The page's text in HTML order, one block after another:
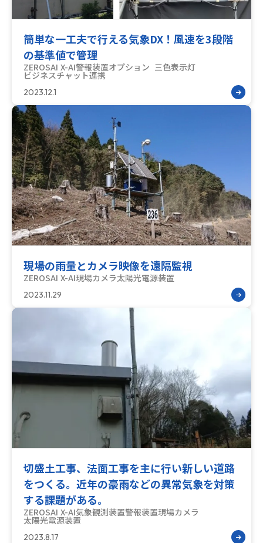
簡単な一工夫で行える気象DX！風速を3段階
の基準値で管理
ZEROSAI X-AI警報装置オプション 三色表示灯
ビジネスチャット連携
2023.12.1
現場の雨量とカメラ映像を遠隔監視
ZEROSAI X-AI現場カメラ太陽光電源装置
2023.11.29
切盛土工事、法面工事を主に行い新しい道路
をつくる。近年の豪雨などの異常気象を対策
する課題がある。
ZEROSAI X-AI気象観測装置警報装置現場カメラ
太陽光電源装置
2023.8.17